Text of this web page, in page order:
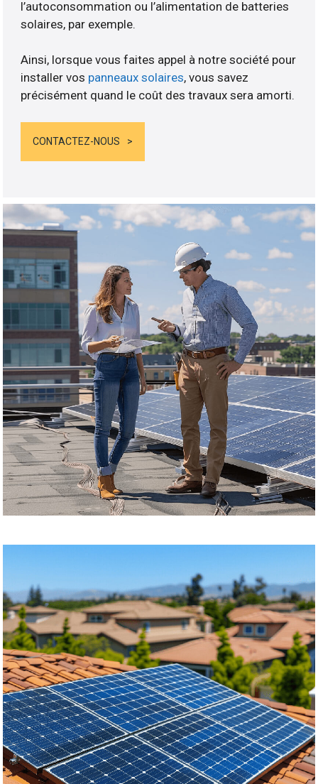
l’autoconsommation ou l’alimentation de batteries
solaires, par exemple.
Ainsi, lorsque vous faites appel à notre société pour
installer vos panneaux solaires, vous savez
précisément quand le coût des travaux sera amorti.
CONTACTEZ-NOUS